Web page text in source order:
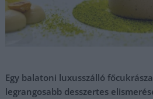
Egy balatoni luxusszálló
legrangosabb desszertes